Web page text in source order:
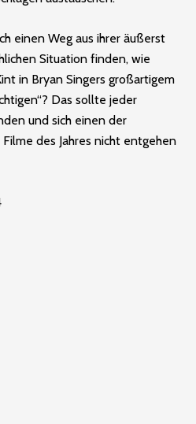
einen Weg aus ihrer äußerst
Situation finden, wie
in Bryan Singers großartigem
Das sollte jeder
und sich einen der
des Jahres nicht entgehen